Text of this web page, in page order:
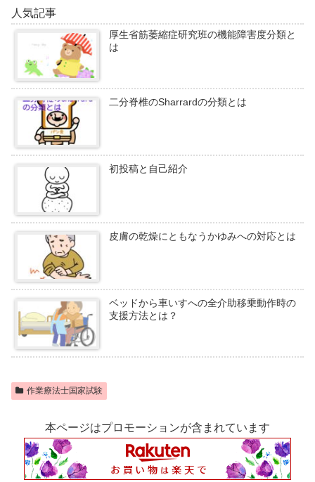
人気記事
厚生省筋萎縮症研究班の機能障害度分類と
は
二分脊椎のSharrardの分類とは
初投稿と自己紹介
皮膚の乾燥にともなうかゆみへの対応とは
ベッドから車いすへの全介助移乗動作時の
支援方法とは？
作業療法士国家試験
本ページはプロモーションが含まれています